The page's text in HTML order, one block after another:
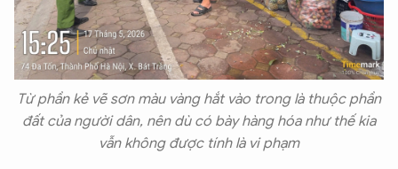
Từ phần kẻ vẽ sơn màu vàng hắt vào trong là thuộc phần
đất của người dân, nên dù có bày hàng hóa như thế kia
vẫn không được tính là vi phạm